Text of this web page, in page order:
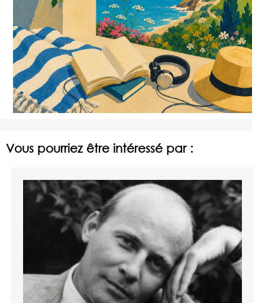
Vous pourriez être intéressé par :